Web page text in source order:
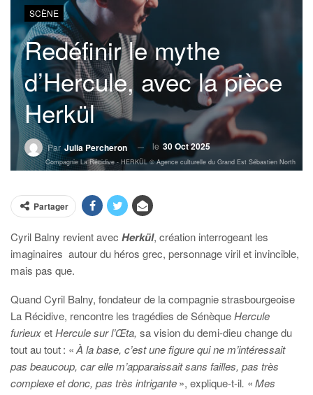
SCÈNE
Redéfinir le mythe
d’Hercule, avec la pièce
Herkül
Par Julia Percheron le 30 Oct 2025
Compagnie La Récidive - HERKÜL © Agence culturelle du Grand Est Sébastien North
Partager
Cyril Balny revient avec Herkül, création interrogeant les
imaginaires autour du héros grec, personnage viril et invincible,
mais pas que.
Quand Cyril Balny, fondateur de la compagnie strasbourgeoise
La Récidive, rencontre les tragédies de SénèqueHercule
furieuxetHercule sur l’Œta, sa vision du demi-dieu change du
tout au tout : «À la base, c’est une figure qui ne m’intéressait
pas beaucoup, car elle m’apparaissait sans failles, pas très
complexe et donc, pas très intrigante», explique-t-il. «Mes